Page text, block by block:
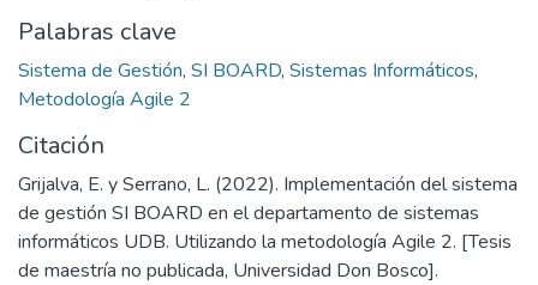
Palabras clave
Sistema de Gestión, SI BOARD, Sistemas Informáticos,
Metodología Agile 2
Citación
Grijalva, E. y Serrano, L. (2022). Implementación del sistema
de gestión SI BOARD en el departamento de sistemas
informáticos UDB. Utilizando la metodología Agile 2. [Tesis
de maestría no publicada, Universidad Don Bosco].